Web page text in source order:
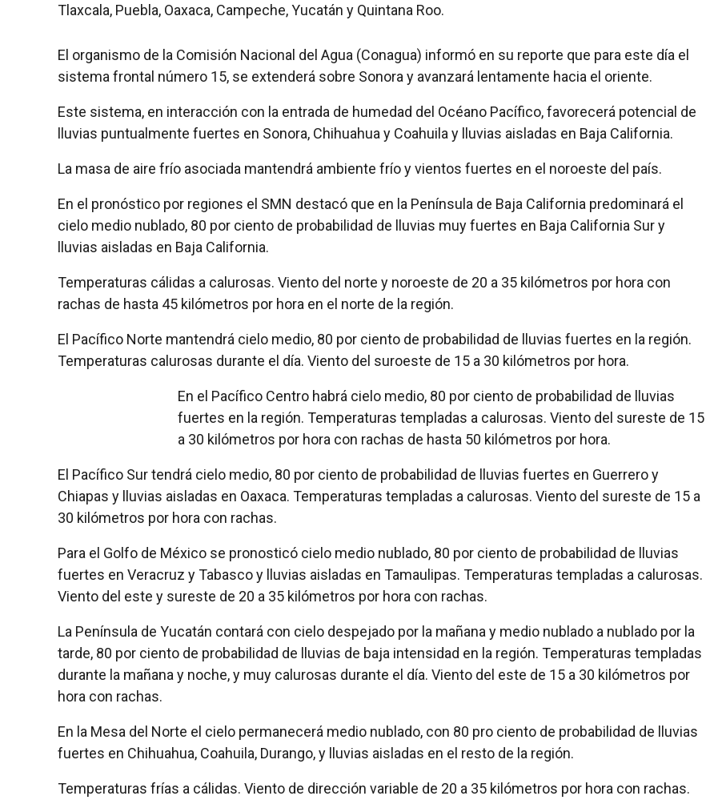
Tlaxcala, Puebla, Oaxaca, Campeche, Yucatán y Quintana Roo.
El organismo de la Comisión Nacional del Agua (Conagua) informó en su reporte que para este día el
sistema frontal número 15, se extenderá sobre Sonora y avanzará lentamente hacia el oriente.
Este sistema, en interacción con la entrada de humedad del Océano Pacífico, favorecerá potencial de
lluvias puntualmente fuertes en Sonora, Chihuahua y Coahuila y lluvias aisladas en Baja California.
La masa de aire frío asociada mantendrá ambiente frío y vientos fuertes en el noroeste del país.
En el pronóstico por regiones el SMN destacó que en la Península de Baja California predominará el
cielo medio nublado, 80 por ciento de probabilidad de lluvias muy fuertes en Baja California Sur y
lluvias aisladas en Baja California.
Temperaturas cálidas a calurosas. Viento del norte y noroeste de 20 a 35 kilómetros por hora con
rachas de hasta 45 kilómetros por hora en el norte de la región.
El Pacífico Norte mantendrá cielo medio, 80 por ciento de probabilidad de lluvias fuertes en la región.
Temperaturas calurosas durante el día. Viento del suroeste de 15 a 30 kilómetros por hora.
En el Pacífico Centro habrá cielo medio, 80 por ciento de probabilidad de lluvias
fuertes en la región. Temperaturas templadas a calurosas. Viento del sureste de 15
a 30 kilómetros por hora con rachas de hasta 50 kilómetros por hora.
El Pacífico Sur tendrá cielo medio, 80 por ciento de probabilidad de lluvias fuertes en Guerrero y
Chiapas y lluvias aisladas en Oaxaca. Temperaturas templadas a calurosas. Viento del sureste de 15 a
30 kilómetros por hora con rachas.
Para el Golfo de México se pronosticó cielo medio nublado, 80 por ciento de probabilidad de lluvias
fuertes en Veracruz y Tabasco y lluvias aisladas en Tamaulipas. Temperaturas templadas a calurosas.
Viento del este y sureste de 20 a 35 kilómetros por hora con rachas.
La Península de Yucatán contará con cielo despejado por la mañana y medio nublado a nublado por la
tarde, 80 por ciento de probabilidad de lluvias de baja intensidad en la región. Temperaturas templadas
durante la mañana y noche, y muy calurosas durante el día. Viento del este de 15 a 30 kilómetros por
hora con rachas.
En la Mesa del Norte el cielo permanecerá medio nublado, con 80 pro ciento de probabilidad de lluvias
fuertes en Chihuahua, Coahuila, Durango, y lluvias aisladas en el resto de la región.
Temperaturas frías a cálidas. Viento de dirección variable de 20 a 35 kilómetros por hora con rachas.